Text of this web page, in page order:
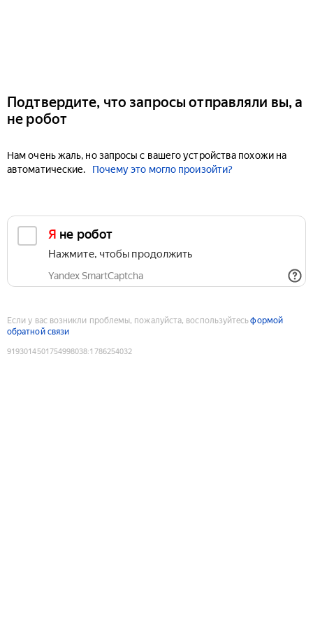
Подтвердите, что запросы отправляли вы, а
не робот
Нам очень жаль, но запросы с вашего устройства похожи на
автоматические.
Почему это могло произойти?
Я не робот
Нажмите, чтобы продолжить
Yandex SmartCaptcha
Если у вас возникли проблемы, пожалуйста, воспользуйтесьформой
обратной связи
9193014501754998038:1786254032